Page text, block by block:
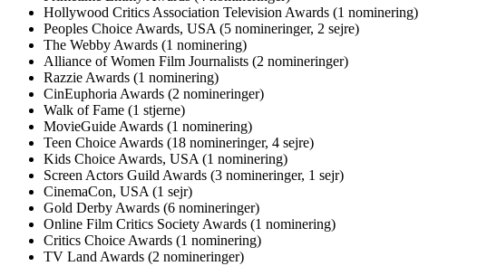
Hollywood Critics Association Television Awards (1 nominering)
Peoples Choice Awards, USA (5 nomineringer, 2 sejre)
The Webby Awards (1 nominering)
Alliance of Women Film Journalists (2 nomineringer)
Razzie Awards (1 nominering)
CinEuphoria Awards (2 nomineringer)
Walk of Fame (1 stjerne)
MovieGuide Awards (1 nominering)
Teen Choice Awards (18 nomineringer, 4 sejre)
Kids Choice Awards, USA (1 nominering)
Screen Actors Guild Awards (3 nomineringer, 1 sejr)
CinemaCon, USA (1 sejr)
Gold Derby Awards (6 nomineringer)
Online Film Critics Society Awards (1 nominering)
Critics Choice Awards (1 nominering)
TV Land Awards (2 nomineringer)